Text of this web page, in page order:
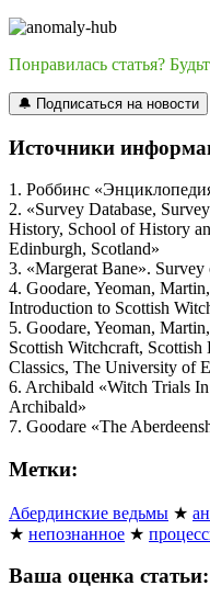
Понравилась статья?
🔔 Подписаться на новости
Источники
1. Роббинс
2. «Survey Database,
History, School of History
Edinburgh, Scotland»
3. «Margerat Bane».
4. Goodare, Yeoman,
Introduction to Scottish
5. Goodare, Yeoman,
Scottish Witchcraft,
Classics, The University of
6. Archibald «Witch Trials
Archibald»
7. Goodare «The
Метки:
Абердинские ведьмы ★
★ непознанное ★
Ваша оценка статьи: